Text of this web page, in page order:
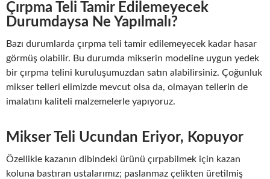
Çırpma Teli Tamir Edilemeyecek
Durumdaysa Ne Yapılmalı?
Bazı durumlarda çırpma teli tamir edilemeyecek kadar hasar
görmüş olabilir. Bu durumda mikserin modeline uygun yedek
bir çırpma telini kuruluşumuzdan satın alabilirsiniz. Çoğunluk
mikser telleri elimizde mevcut olsa da, olmayan tellerin de
imalatını kaliteli malzemelerle yapıyoruz.
Mikser Teli Ucundan Eriyor, Kopuyor
Özellikle kazanın dibindeki ürünü çırpabilmek için kazan
koluna bastıran ustalarımız; paslanmaz çelikten üretilmiş